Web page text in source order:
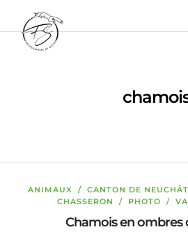
ANIMAUX / CANTON DE
CHASSERON
/ PHOTO /
Chamois en ombres